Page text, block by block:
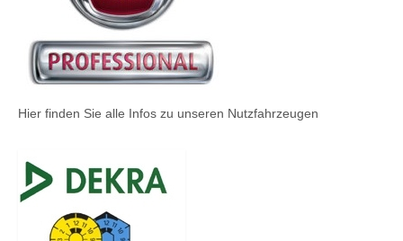
Hier finden Sie alle Infos zu unseren Nutzfahrzeugen